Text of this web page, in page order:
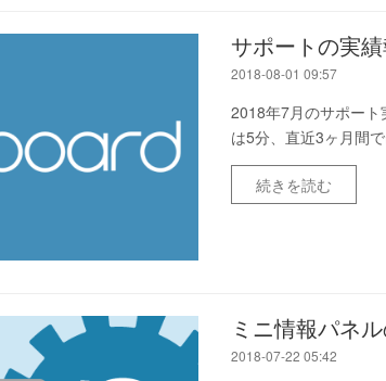
サポートの実績
2018-08-01 09:57
2018年7月のサポー
は5分、直近3ヶ月間で
続きを読む
ミニ情報パネ
2018-07-22 05:42